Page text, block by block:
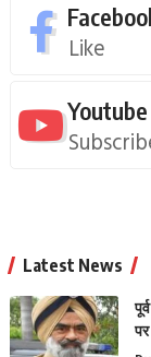
Like
Youtube
Latest News